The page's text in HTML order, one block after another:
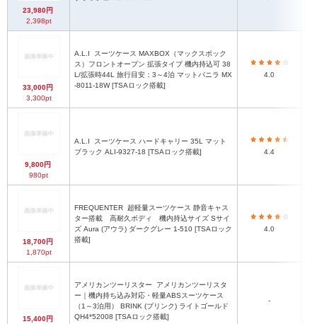
23,980円
2,398pt
33,000円
3,300pt
A.L.I
ス）フロントオープン 拡張タイプ 機内持込可 38
L/拡張時44L 旅行目安：3～4泊 マットバニラ MX
-8011-18W [TSAロック搭載]
4.0
9,800円
980pt
A.L.I
ブラック ALI-9327-18 [TSAロック搭載]
4.4
18,700円
1,870pt
FREQUENTER
ター搭載 高耐久ボディ 機内持込サイズ Sサイ
ズ Aura (アウラ) ダークグレー 1-510 [TSAロック
搭載]
4.0
15,400円
アメリカンツーリスター
ー｜機内持ち込み対応・軽量ABSスーツケース
（1～3泊用） BRINK (ブリンク) ライトゴールド
QH4*52008 [TSAロック搭載]
-